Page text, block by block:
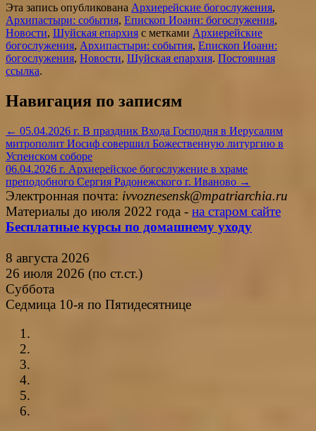
Эта запись опубликована Архиерейские богослужения,
Архипастыри: события, Епископ Иоанн: богослужения,
Новости, Шуйская епархия с метками Архиерейские
богослужения, Архипастыри: события, Епископ Иоанн:
богослужения, Новости, Шуйская епархия. Постоянная
ссылка.
Навигация по записям
← 05.04.2026 г. В праздник Входа Господня в Иерусалим
митрополит Иосиф совершил Божественную литургию в
Успенском соборе
06.04.2026 г. Архиерейское богослужение в храме
преподобного Сергия Радонежского г. Иваново →
Электронная почта: ivvoznesensk@mpatriarchia.ru
Материалы до июля 2022 года - на старом сайте
Бесплатные курсы по домашнему уходу
8 августа 2026
26 июля 2026 (по ст.ст.)
Суббота
Седмица 10-я по Пятидесятнице